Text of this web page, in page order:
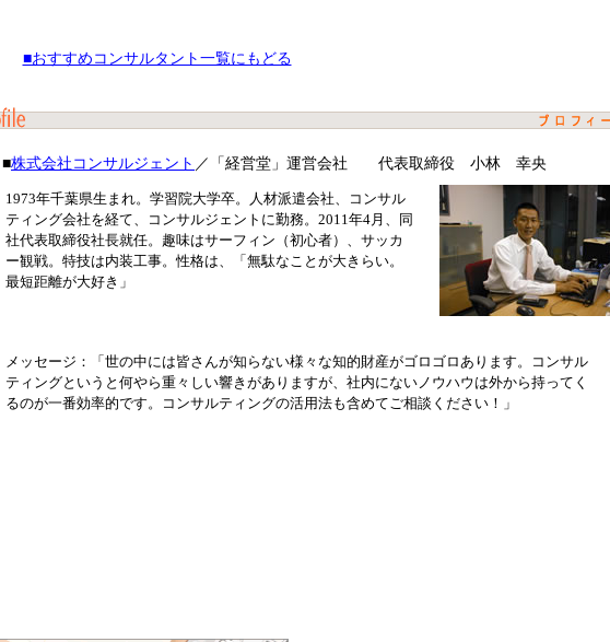
■おすすめコンサルタント一覧にもどる
■株式会社コンサルジェント ／「経営堂」運営会社 代表取締役 小林 幸央
1973年千葉県生まれ。学習院大学卒。人材派遣会社、コンサル
ティング会社を経て、コンサルジェントに勤務。2011年4月、同
社代表取締役社長就任。趣味はサーフィン（初心者）、サッカ
ー観戦。特技は内装工事。性格は、「無駄なことが大きらい。
最短距離が大好き」
メッセージ：「世の中には皆さんが知らない様々な知的財産がゴロゴロあります。コンサル
ティングというと何やら重々しい響きがありますが、社内にないノウハウは外から持ってく
るのが一番効率的です。コンサルティングの活用法も含めてご相談ください！」